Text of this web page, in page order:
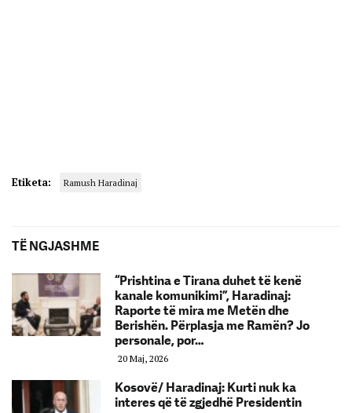
Etiketa: Ramush Haradinaj
TË NGJASHME
“Prishtina e Tirana duhet të kenë
kanale komunikimi”, Haradinaj:
Raporte të mira me Metën dhe
Berishën. Përplasja me Ramën? Jo
personale, por…
20 Maj, 2026
Kosovë/ Haradinaj: Kurti nuk ka
interes që të zgjedhë Presidentin